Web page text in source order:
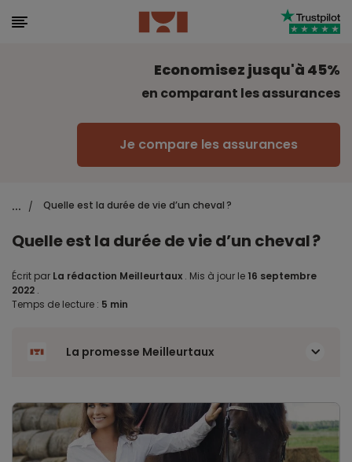
Economisez jusqu'à 45%
en comparant les assurances
Je compare les assurances
... / Quelle est la durée de vie d’un cheval ?
Quelle est la durée de vie d’un cheval ?
Écrit par La rédaction Meilleurtaux . Mis à jour le 16 septembre
2022 .
Temps de lecture : 5 min
La promesse Meilleurtaux